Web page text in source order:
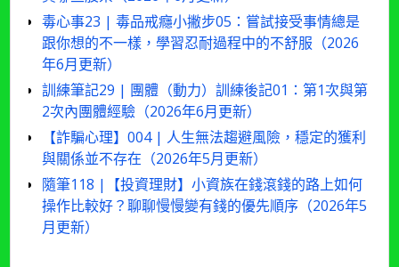
毒心事23 | 毒品戒癮小撇步05：嘗試接受事情總是
跟你想的不一樣，學習忍耐過程中的不舒服（2026
年6月更新）
訓練筆記29 | 團體（動力）訓練後記01：第1次與第
2次內團體經驗（2026年6月更新）
【詐騙心理】004 | 人生無法趨避風險，穩定的獲利
與關係並不存在（2026年5月更新）
隨筆118 |【投資理財】小資族在錢滾錢的路上如何
操作比較好？聊聊慢慢變有錢的優先順序（2026年5
月更新）